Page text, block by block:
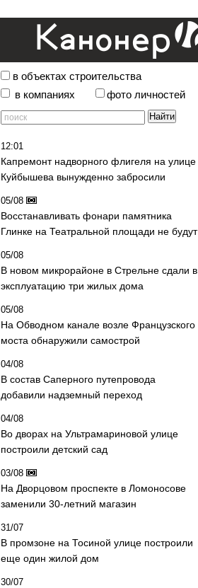
в объектах строительства
в компаниях
фото личностей
12:01
Капремонт надворного флигеля на улице
Куйбышева вынужденно забросили
05/08
Восстанавливать фонари памятника
Глинке на Театральной площади не будут
05/08
В новом микрорайоне в Стрельне сдали в
эксплуатацию три жилых дома
05/08
На Обводном канале возле Французского
моста обнаружили самострой
04/08
В состав Саперного путепровода
добавили надземный переход
04/08
Во дворах на Ультрамариновой улице
построили детский сад
03/08
На Дворцовом проспекте в Ломоносове
заменили 30-летний магазин
31/07
В промзоне на Тосиной улице построили
еще один жилой дом
30/07